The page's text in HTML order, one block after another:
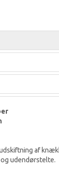
af
udendørstelte.